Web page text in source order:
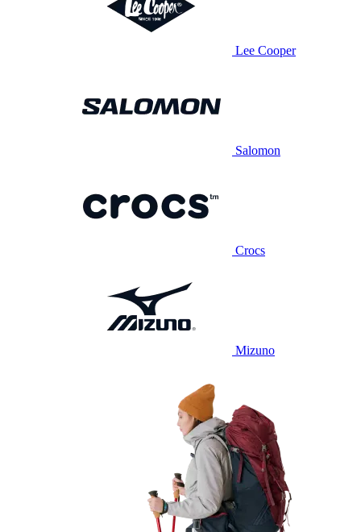
Lee Cooper
Salomon
Crocs
Mizuno